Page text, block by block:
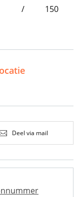
/
150
Deel via mail